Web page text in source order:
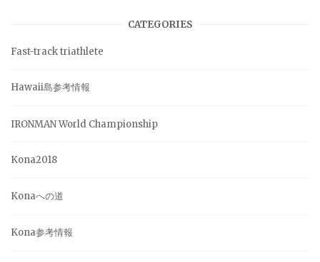
ー
シ
ョ
ン
CATEGORIES
Fast-track triathlete
Hawaii島参考情報
IRONMAN World Championship
Kona2018
Konaへの道
Kona参考情報